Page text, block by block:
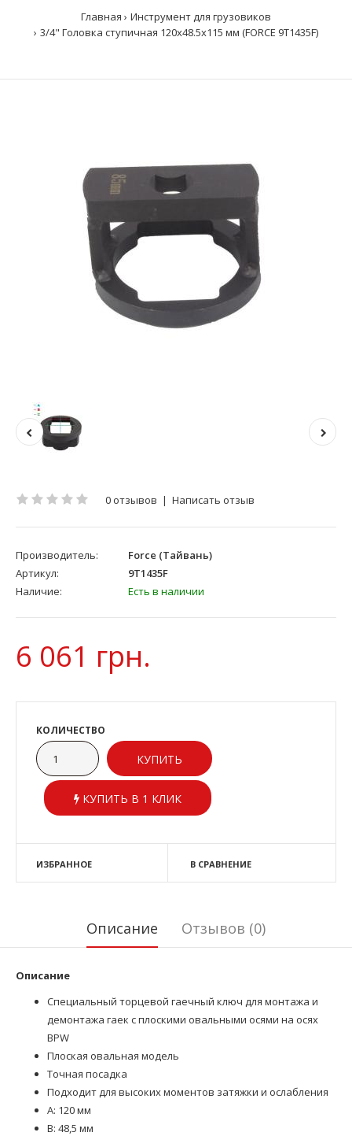
Главная
Инструмент для грузовиков
3/4" Головка ступичная 120x48.5x115 мм (FORCE 9T1435F)
0 отзывов | Написать отзыв
Производитель:
Force (Тайвань)
Артикул:
9T1435F
Наличие:
Есть в наличии
6 061 грн.
КОЛИЧЕСТВО
КУПИТЬ В 1 КЛИК
ИЗБРАННОЕ В СРАВНЕНИЕ
Описание Отзывов (0)
Описание
Специальный торцевой гаечный ключ для монтажа и
демонтажа гаек с плоскими овальными осями на осях
BPW
Плоская овальная модель
Точная посадка
Подходит для высоких моментов затяжки и ослабления
A: 120 мм
B: 48,5 мм